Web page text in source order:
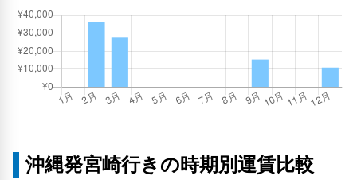
沖縄発宮崎行きの時期別運賃比較